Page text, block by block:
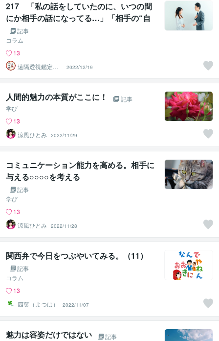
217 「私の話をしていたのに、いつの間
にか相手の話になってる…」「相手の“自
分語り”にすり替わってる…」
記事
コラム
13
遠隔透視鑑定
師・すずか✡
2022/12/19
人間的魅力の本質がここに！
記事
学び
13
涼風ひとみ 2022/11/29
コミュニケーション能力を高める。相手に
与える○○○○を考える
記事
学び
13
涼風ひとみ 2022/11/28
関西弁で今日をつぶやいてみる。（11）
記事
コラム
13
四葉（よつは）
2022/11/07
魅力は容姿だけではない
記事